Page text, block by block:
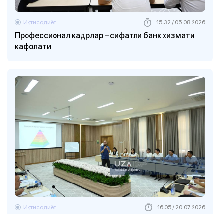
Профессионал кадрлар – сифатли банк хизмати
кафолати
Иқтисодиёт 15:32 / 05.08.2026
Иқтисодиёт 16:05 / 20.07.2026